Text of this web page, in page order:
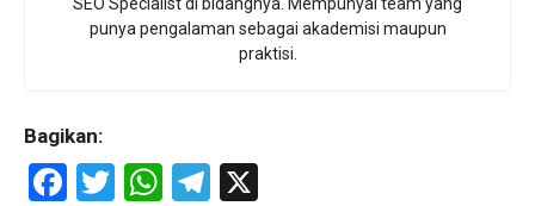
punya pengalaman sebagai akademisi maupun
praktisi.
Bagikan:
F
T
W T